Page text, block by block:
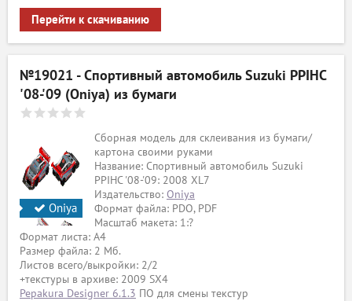
Перейти к скачиванию
№19021 - Спортивный автомобиль Suzuki PPIHC
'08-'09 (Oniya) из бумаги
Oniya
Сборная модель для склеивания из бумаги/
картона своими руками
Название: Спортивный автомобиль Suzuki
PPIHC '08-'09: 2008 XL7
Издательство: Oniya
Формат файла: PDO, PDF
Масштаб макета: 1:?
Формат листа: А4
Размер файла: 2 Мб.
Листов всего/выкройки: 2/2
+текстуры в архиве: 2009 SX4
Pepakura Designer 6.1.3 ПО для смены текстур